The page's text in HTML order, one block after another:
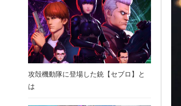
攻殻機動隊に登場した銃【セブロ】と
は